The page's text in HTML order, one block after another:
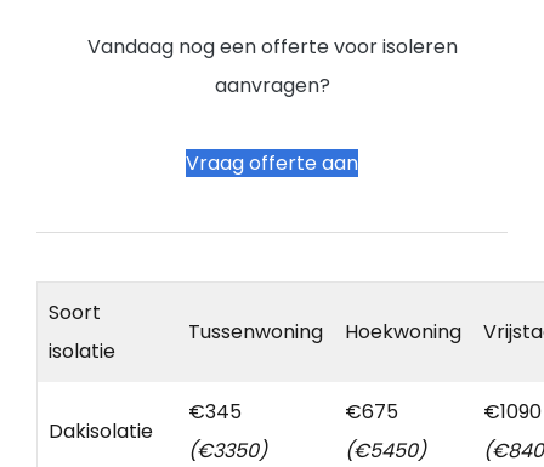
Vandaag nog een offerte voor isoleren
aanvragen?
Vraag offerte aan
Soort
isolatie
Tussenwoning Hoekwoning
Dakisolatie
€345
(€3350)
€675
(€5450)
€1090